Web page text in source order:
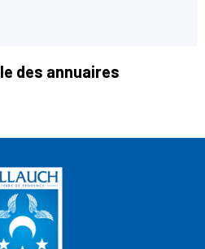
des annuaires